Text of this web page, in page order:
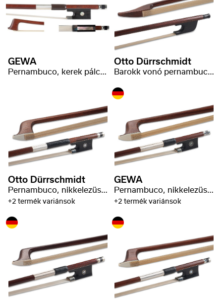
GEWA
Pernambuco, kerek pálca, C. Malot bélyeg
Otto Dürrschmidt
Barokk vonó pernambuco, szögletes pálca, hattyúfej
Otto Dürrschmidt
Pernambuco, nikkelezüst bélyeggel
+2 termék variánsok
GEWA
Pernambuco, nikkelezüst bélyeggel
+2 termék variánsok